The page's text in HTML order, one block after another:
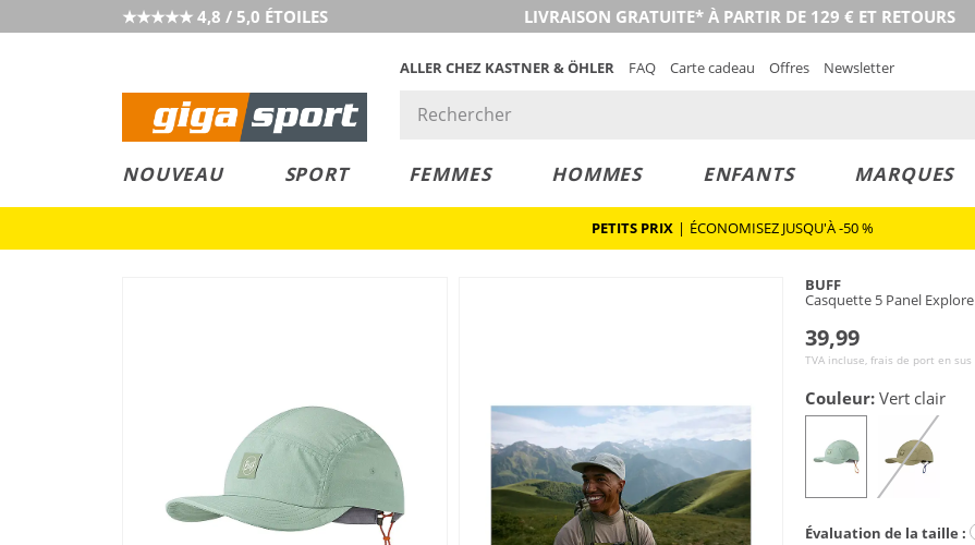
★★★★★ 4,8 / 5,0 ÉTOILES LIVRAISON GRATUITE* À PARTIR DE 129 € ET RETOURS
ALLER CHEZ KASTNER & ÖHLER FAQ Carte cadeau Offres Newsletter
NOUVEAU SPORT FEMMES HOMMES ENFANTS MARQUES
PETITS PRIX | ÉCONOMISEZ JUSQU'À -50 %
BUFF
Casquette 5 Panel Explore
39,99
TVA incluse, frais de port en sus
Couleur: Vert clair
Évaluation de la taille :